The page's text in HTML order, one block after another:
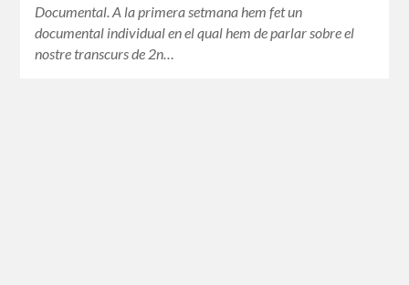
Documental. A la primera setmana hem fet un
documental individual en el qual hem de parlar sobre el
nostre transcurs de 2n…